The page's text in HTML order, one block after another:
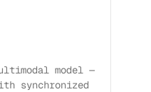
model —
synchronized